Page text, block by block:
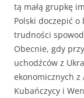
tą małą grupkę
Polski doczepić
trudności
Obecnie, gdy
uchodźców z
ekonomicznych z
Kubańczycy i